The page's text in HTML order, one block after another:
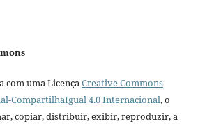
com uma LicençaCreative Commons
CompartilhaIgual 4.0 Internacional, o
copiar, distribuir, exibir, reproduzir, a